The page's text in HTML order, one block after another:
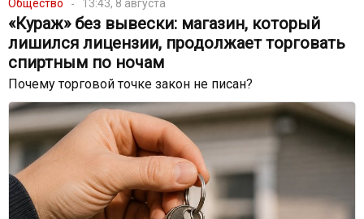
Общество 13:43, 8 августа
«Кураж» без вывески: магазин, который
лишился лицензии, продолжает торговать
спиртным по ночам
Почему торговой точке закон не писан?